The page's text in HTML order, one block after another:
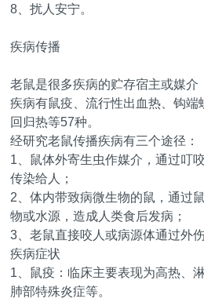
8、扰人安宁。
疾病传播
老鼠是很多疾病的贮存宿主或媒介
疾病有鼠疫、流行性出血热、钩端
回归热等57种。
经研究老鼠传播疾病有三个途径：
1、鼠体外寄生虫作媒介，通过叮
传染给人；
2、体内带致病微生物的鼠，通过
物或水源，造成人类食后发病；
3、老鼠直接咬人或病源体通过外
疾病症状
1、鼠疫：临床主要表现为高热、
肺部特殊炎症等。